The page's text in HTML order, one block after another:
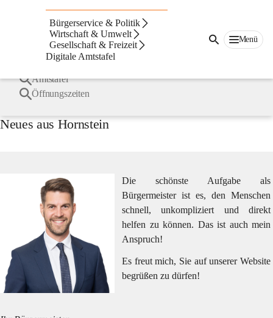
Bürgerservice & Politik
Wirtschaft & Umwelt
Gesellschaft & Freizeit
Digitale Amtstafel
Menü
Häufige Suchbegriffe
Bürgermeister
Amtstafel
Öffnungszeiten
Neues aus Hornstein
Die schönste Aufgabe als
Bürgermeister ist es, den Menschen
schnell, unkompliziert und direkt
helfen zu können. Das ist auch mein
Anspruch!
Es freut mich, Sie auf unserer Website
begrüßen zu dürfen!